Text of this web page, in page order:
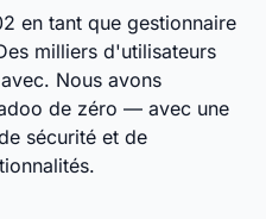
en tant que gestionnaire
milliers d'utilisateurs
Nous avons
de zéro — avec une
sécurité et de